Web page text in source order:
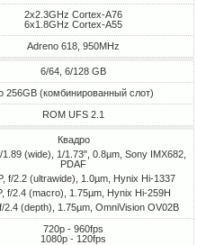
2x2.3GHz Cortex-A76
6x1.8GHz Cortex-A55
Adreno 618, 950MHz
6/64, 6/128 GB
256GB (комбинированный слот)
ROM UFS 2.1
Квадро
1.89 (wide), 1/1.73", 0.8µm, Sony IMX682,
PDAF
f/2.2 (ultrawide), 1.0µm, Hynix Hi-1337
f/2.4 (macro), 1.75µm, Hynix Hi-259H
2.4 (depth), 1.75µm, OmniVision OV02B
720p - 960fps
1080p - 120fps